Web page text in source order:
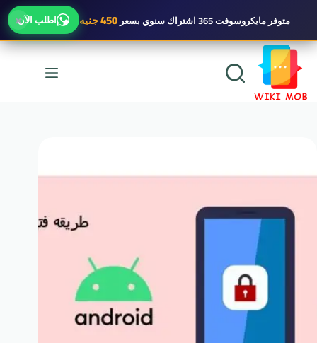
× متوفرمايكروسوفت 365 اشتراك سنوي بسعر450 جنيه اطلب الآن
التجاوز
المحتوى